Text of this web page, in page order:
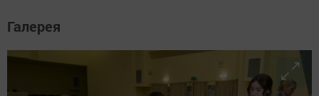
Галерея